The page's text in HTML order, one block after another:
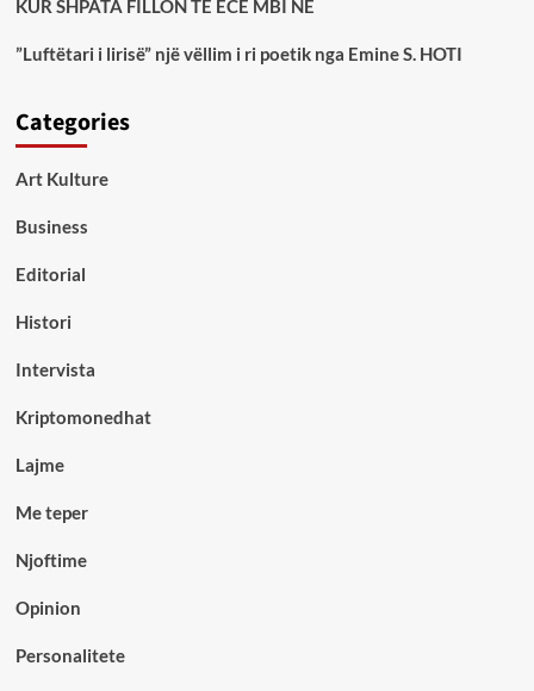
KUR SHPATA FILLON TË ECË MBI NE
”Luftëtari i lirisë” një vëllim i ri poetik nga Emine S. HOTI
Categories
Art Kulture
Business
Editorial
Histori
Intervista
Kriptomonedhat
Lajme
Me teper
Njoftime
Opinion
Personalitete